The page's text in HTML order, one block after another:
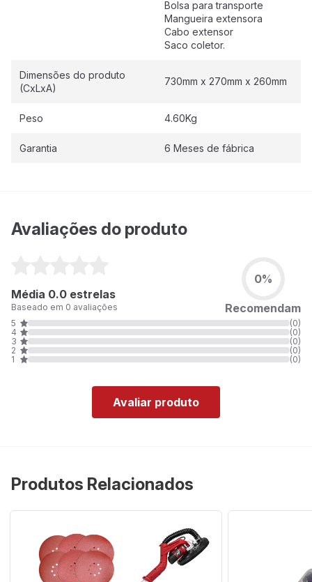
Bolsa para transporte
Mangueira extensora
Cabo extensor
Saco coletor.
Dimensões do produto
(CxLxA)
730mm x 270mm x 260mm
Peso 4.60Kg
Garantia 6 Meses de fábrica
Avaliações do produto
Média 0.0 estrelas
Baseado em 0 avaliações
0%
Recomendam
5
(0)
4
(0)
3
(0)
2
(0)
1
(0)
Avaliar produto
Produtos Relacionados